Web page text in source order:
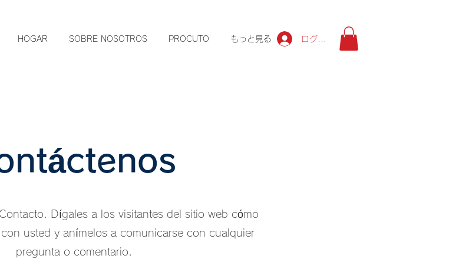
HOGAR SOBRE NOSOTROS PROCUTO もっと見る ログイン
Dígales a los visitantes del sitio web cómo
usted y anímelos a comunicarse con cualquier
pregunta o comentario.